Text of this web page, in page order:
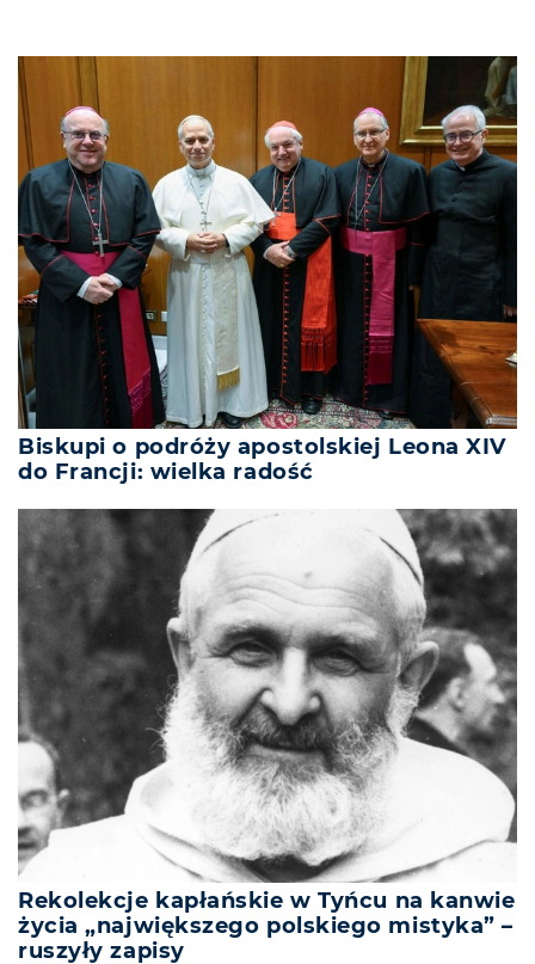
Biskupi o podróży apostolskiej Leona XIV
do Francji: wielka radość
Rekolekcje kapłańskie w Tyńcu na kanwie
życia „największego polskiego mistyka” –
ruszyły zapisy